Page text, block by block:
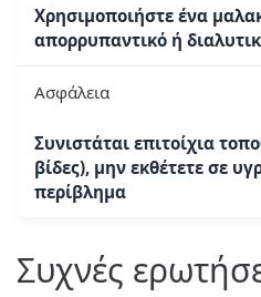
Χρησιμοποιήστε ένα
απορρυπαντικό ή
Ασφάλεια
Συνιστάται επιτοίχια
βίδες), μην εκθέτετε σε
περίβλημα
Συχνές